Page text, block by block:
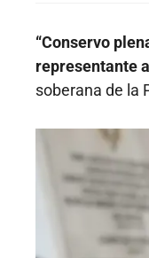
“Conservo
representante
soberana de la